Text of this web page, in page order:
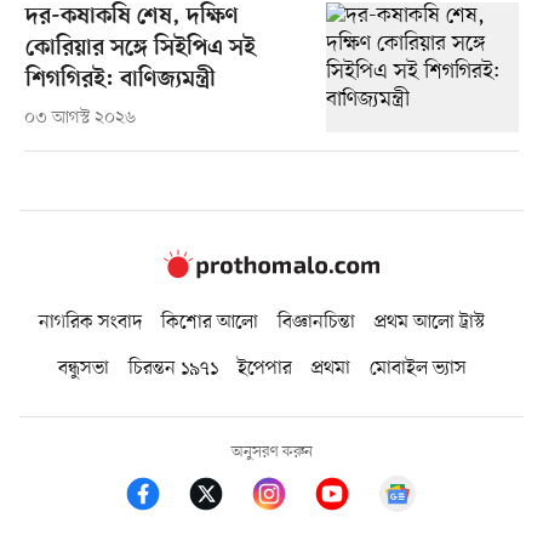
দর-কষাকষি শেষ, দক্ষিণ
কোরিয়ার সঙ্গে সিইপিএ সই
শিগগিরই: বাণিজ্যমন্ত্রী
০৩ আগস্ট ২০২৬
নাগরিক সংবাদ কিশোর আলো বিজ্ঞানচিন্তা
প্রথম আলো ট্রাস্ট
বন্ধুসভা
চিরন্তন ১৯৭১ ইপেপার প্রথমা মোবাইল ভ্যাস
অনুসরণ করুন